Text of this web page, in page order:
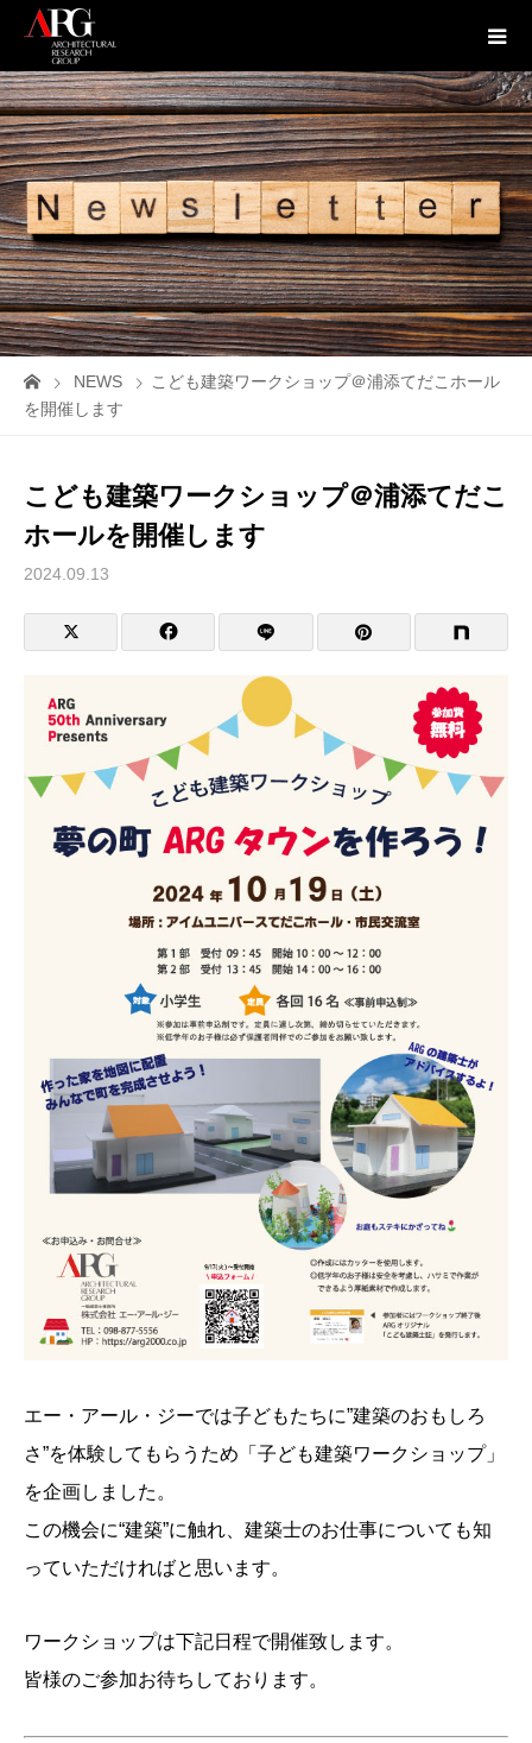
NEWS
こども建築ワークショップ＠浦添てだこホール
を開催します
こども建築ワークショップ＠浦添てだこ
ホールを開催します
2024.09.13
エー・アール・ジーでは子どもたちに”建築のおもしろ
さ”を体験してもらうため「子ども建築ワークショップ」
を企画しました。
この機会に“建築”に触れ、建築士のお仕事についても知
っていただければと思います。
ワークショップは下記日程で開催致します。
皆様のご参加お待ちしております。